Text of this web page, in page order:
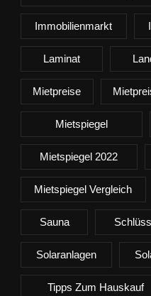
Immobilienmarkt
Laminat
Mietpreise
Mietspiegel
Mietspiegel 2022
Mietspiegel Vergleich
Sauna
Solaranlagen
Tipps Zum Hauskauf